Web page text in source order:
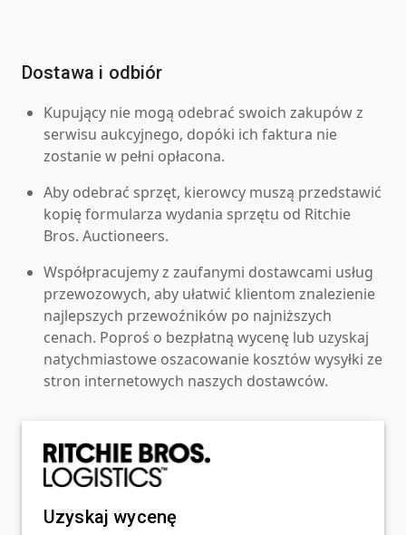
Dostawa i odbiór
Kupujący nie mogą odebrać swoich zakupów z
serwisu aukcyjnego, dopóki ich faktura nie
zostanie w pełni opłacona.
Aby odebrać sprzęt, kierowcy muszą przedstawić
kopię formularza wydania sprzętu od Ritchie
Bros. Auctioneers.
Współpracujemy z zaufanymi dostawcami usług
przewozowych, aby ułatwić klientom znalezienie
najlepszych przewoźników po najniższych
cenach. Poproś o bezpłatną wycenę lub uzyskaj
natychmiastowe oszacowanie kosztów wysyłki ze
stron internetowych naszych dostawców.
Uzyskaj wycenę